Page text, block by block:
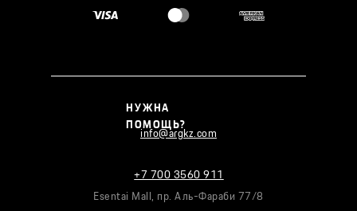
НУЖНА
ПОМОЩЬ?
info@argkz.com
+7 700 3560 911
Esentai Mall, пр. Аль-Фараби 77/8